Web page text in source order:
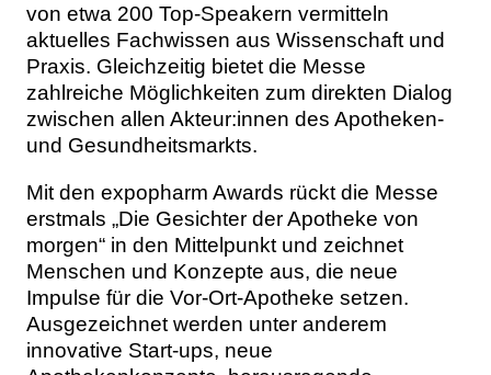
von etwa 200 Top-Speakern vermitteln
aktuelles Fachwissen aus Wissenschaft und
Praxis. Gleichzeitig bietet die Messe
zahlreiche Möglichkeiten zum direkten Dialog
zwischen allen Akteur:innen des Apotheken-
und Gesundheitsmarkts.
Mit den expopharm Awards rückt die Messe
erstmals „Die Gesichter der Apotheke von
morgen“ in den Mittelpunkt und zeichnet
Menschen und Konzepte aus, die neue
Impulse für die Vor-Ort-Apotheke setzen.
Ausgezeichnet werden unter anderem
innovative Start-ups, neue